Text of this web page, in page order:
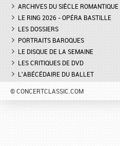
ARCHIVES DU SIÈCLE ROMANTIQUE
LE RING 2026 - OPÉRA BASTILLE
LES DOSSIERS
PORTRAITS BAROQUES
LE DISQUE DE LA SEMAINE
LES CRITIQUES DE DVD
L'ABÉCÉDAIRE DU BALLET
© CONCERTCLASSIC.COM